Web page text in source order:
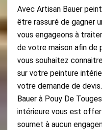
Avec Artisan Bauer
être rassuré de gagner
vous engageons à
de votre maison afin de
vous souhaitez
sur votre peinture
votre demande de
Bauer à Pouy De
intérieure vous est
soumet à aucun